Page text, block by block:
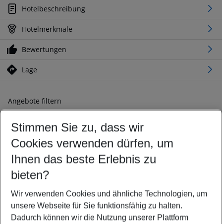
Hotelbeschreibung
Hotelmerkmale
Bewertungen
Lage
Angebote filtern
Ändern Sie Ihre Kriterien nach Ihren Wünschen
Abflughafen wählen
Beliebiger Abflughafen
Reisezeitraum wählen
10.08.26– 08.08.27 5-8 Nächte
2 Erwachsene Keine Kinder
Mehr Filter anzeigen
Stimmen Sie zu, dass wir
Cookies verwenden dürfen, um
Ihnen das beste Erlebnis zu
bieten?
Wir verwenden Cookies und ähnliche Technologien, um
unsere Webseite für Sie funktionsfähig zu halten.
Dadurch können wir die Nutzung unserer Plattform